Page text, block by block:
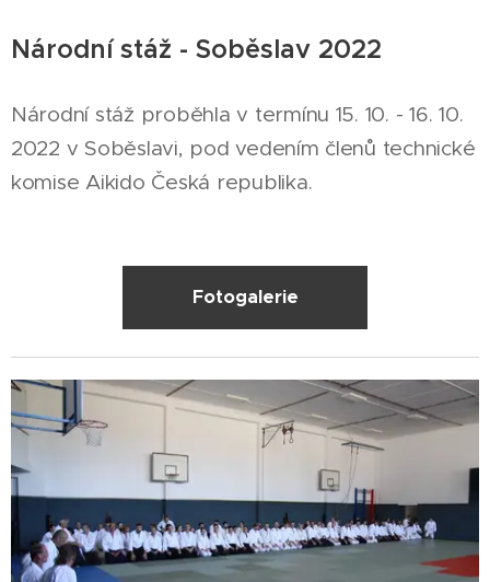
Národní stáž - Soběslav 2022
Národní stáž proběhla v termínu 15. 10. - 16. 10.
2022 v Soběslavi, pod vedením členů technické
komise Aikido Česká republika.
Fotogalerie